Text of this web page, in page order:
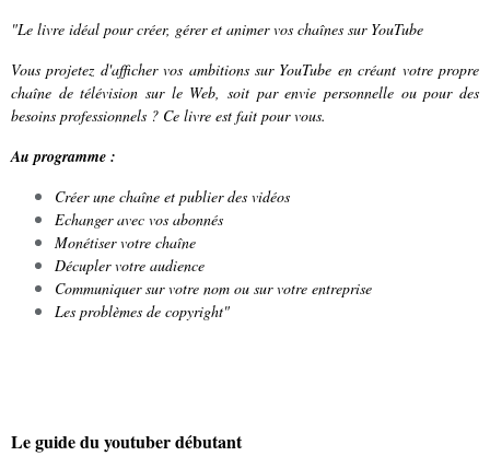
"Le livre idéal pour créer, gérer et animer vos chaînes sur YouTube
Vous projetez d'afficher vos ambitions sur YouTube en créant votre propre
chaîne de télévision sur le Web, soit par envie personnelle ou pour des
besoins professionnels ? Ce livre est fait pour vous.
Au programme :
Créer une chaîne et publier des vidéos
Echanger avec vos abonnés
Monétiser votre chaîne
Décupler votre audience
Communiquer sur votre nom ou sur votre entreprise
Les problèmes de copyright"
Le guide du youtuber débutant